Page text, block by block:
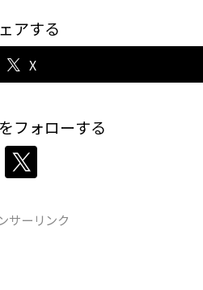
アする
X
フォローする
サーリンク